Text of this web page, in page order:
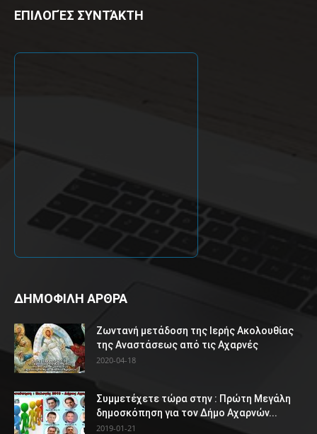
ΕΠΙΛΟΓΈΣ ΣΥΝΤΆΚΤΗ
ΔΗΜΟΦΙΛΗ ΑΡΘΡΑ
Ζωντανή μετάδοση της Ιερής Ακολουθίας
της Αναστάσεως από τις Αχαρνές
2020-04-18
Συμμετέχετε τώρα στην : Πρώτη Μεγάλη
δημοσκόπηση για τον Δήμο Αχαρνών...
2019-01-21